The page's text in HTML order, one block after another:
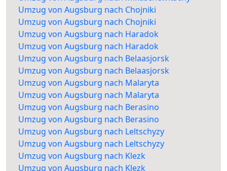
Umzug von Augsburg nach Chojniki
Umzug von Augsburg nach Chojniki
Umzug von Augsburg nach Haradok
Umzug von Augsburg nach Haradok
Umzug von Augsburg nach Belaasjorsk
Umzug von Augsburg nach Belaasjorsk
Umzug von Augsburg nach Malaryta
Umzug von Augsburg nach Malaryta
Umzug von Augsburg nach Berasino
Umzug von Augsburg nach Berasino
Umzug von Augsburg nach Leltschyzy
Umzug von Augsburg nach Leltschyzy
Umzug von Augsburg nach Klezk
Umzug von Augsburg nach Klezk